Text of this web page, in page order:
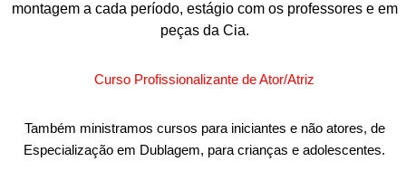
montagem a cada período, estágio com os professores e em
peças da Cia.
Curso Profissionalizante de Ator/Atriz
Também ministramos cursos para iniciantes e não atores, de
Especialização em Dublagem, para crianças e adolescentes.